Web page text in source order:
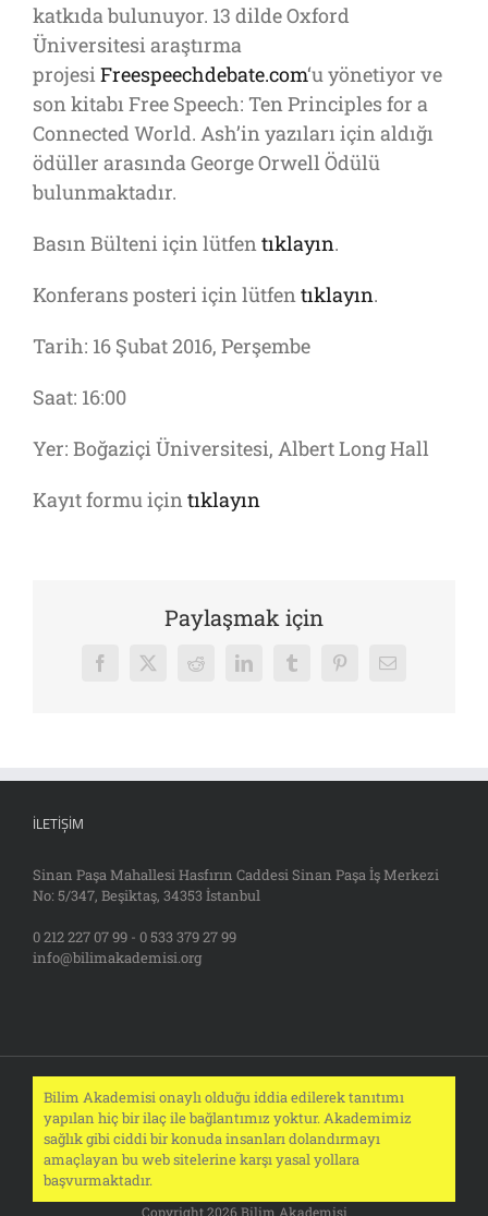
katkıda bulunuyor. 13 dilde Oxford
Üniversitesi araştırma
projesi Freespeechdebate.com‘u yönetiyor ve
son kitabı Free Speech: Ten Principles for a
Connected World. Ash’in yazıları için aldığı
ödüller arasında George Orwell Ödülü
bulunmaktadır.
Basın Bülteni için lütfen tıklayın.
Konferans posteri için lütfen tıklayın.
Tarih: 16 Şubat 2016, Perşembe
Saat: 16:00
Yer: Boğaziçi Üniversitesi, Albert Long Hall
Kayıt formu için tıklayın
Paylaşmak için
Facebook
X Reddit LinkedInTumblrPinterest
E-
İLETIŞIM
Sinan Paşa Mahallesi Hasfırın Caddesi Sinan Paşa İş Merkezi
No: 5/347, Beşiktaş, 34353 İstanbul
0 212 227 07 99 - 0 533 379 27 99
info@bilimakademisi.org
Bilim Akademisi onaylı olduğu iddia edilerek tanıtımı
yapılan hiç bir ilaç ile bağlantımız yoktur. Akademimiz
sağlık gibi ciddi bir konuda insanları dolandırmayı
amaçlayan bu web sitelerine karşı yasal yollara
başvurmaktadır.
Copyright 2026 Bilim Akademisi